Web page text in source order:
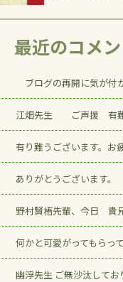
最近のコメ
ブログの再開に気が付
江畑先生 ご声援 有難
有り難うございます。お
ありがとうございます。
野村賢梧先輩、今日 貴
何かと可愛がってもらっ
幽浮先生 ご無沙汰してお